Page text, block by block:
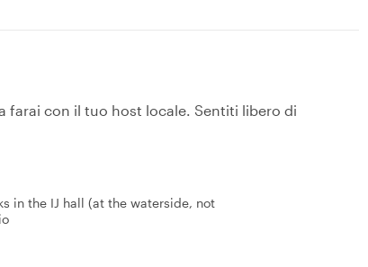
farai con il tuo host locale. Sentiti libero di
in the IJ hall (at the waterside, not